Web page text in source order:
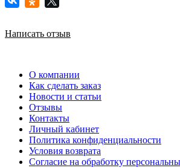
Написать отзыв
О компании
Как сделать заказ
Новости и статьи
Отзывы
Контакты
Личный кабинет
Политика конфиденциальности
Условия возврата
Согласие на обработку